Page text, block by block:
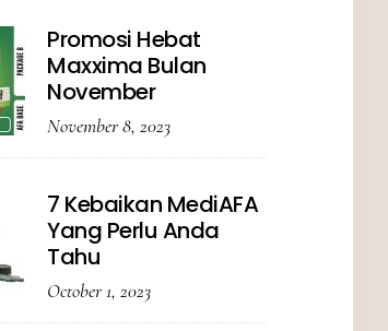
Promosi Hebat
Maxxima Bulan
November
November 8, 2023
7 Kebaikan MediAFA
Yang Perlu Anda
Tahu
October 1, 2023